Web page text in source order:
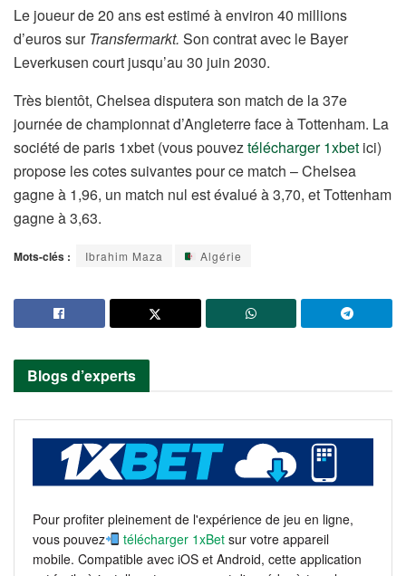
Le joueur de 20 ans est estimé à environ 40 millions
d’euros sur Transfermarkt. Son contrat avec le Bayer
Leverkusen court jusqu’au 30 juin 2030.
Très bientôt, Chelsea disputera son match de la 37e
journée de championnat d’Angleterre face à Tottenham. La
société de paris 1xbet (vous pouveztélécharger 1xbet ici)
propose les cotes suivantes pour ce match – Chelsea
gagne à 1,96, un match nul est évalué à 3,70, et Tottenham
gagne à 3,63.
Mots-clés : Ibrahim Maza Algérie
Blogs d’experts
Pour profiter pleinement de l'expérience de jeu en ligne,
vous pouvez
télécharger 1xBet sur votre appareil
mobile. Compatible avec iOS et Android, cette application